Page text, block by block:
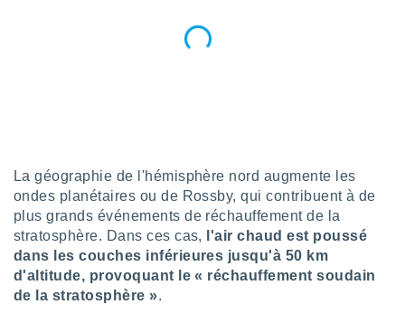
de
à
en
le
des
La géographie de l'hémisphère nord augmente les
ondes planétaires ou de Rossby, qui contribuent à de
plus grands événements de réchauffement de la
stratosphère. Dans ces cas,
l'air chaud est poussé
dans les couches inférieures jusqu'à 50 km
d'altitude, provoquant le « réchauffement soudain
de la stratosphère ».